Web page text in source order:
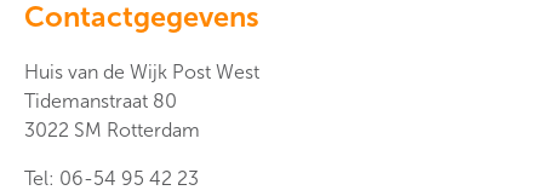
Contactgegevens
Huis van de Wijk Post West
Tidemanstraat 80
3022 SM Rotterdam
Tel: 06-54 95 42 23